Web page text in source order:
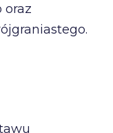
oraz